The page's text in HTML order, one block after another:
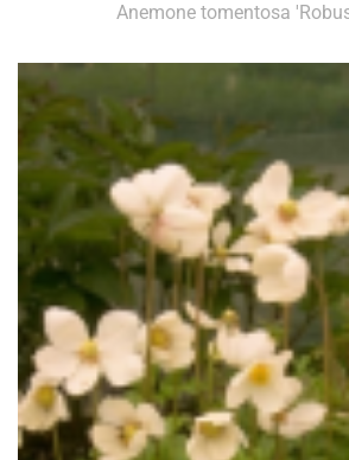
Anemone tomentosa